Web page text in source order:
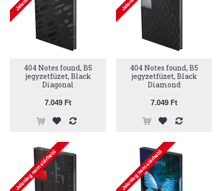
404 Notes found, B5
jegyzetfüzet, Black
Diagonal
7.049 Ft
404 Notes found, B5
jegyzetfüzet, Black
Diamond
7.049 Ft